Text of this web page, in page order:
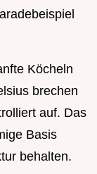
Köcheln
brechen
auf. Das
Basis
behalten.